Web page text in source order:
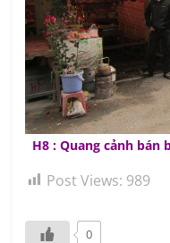
H8 : Quang cảnh
Post Views: 989
0